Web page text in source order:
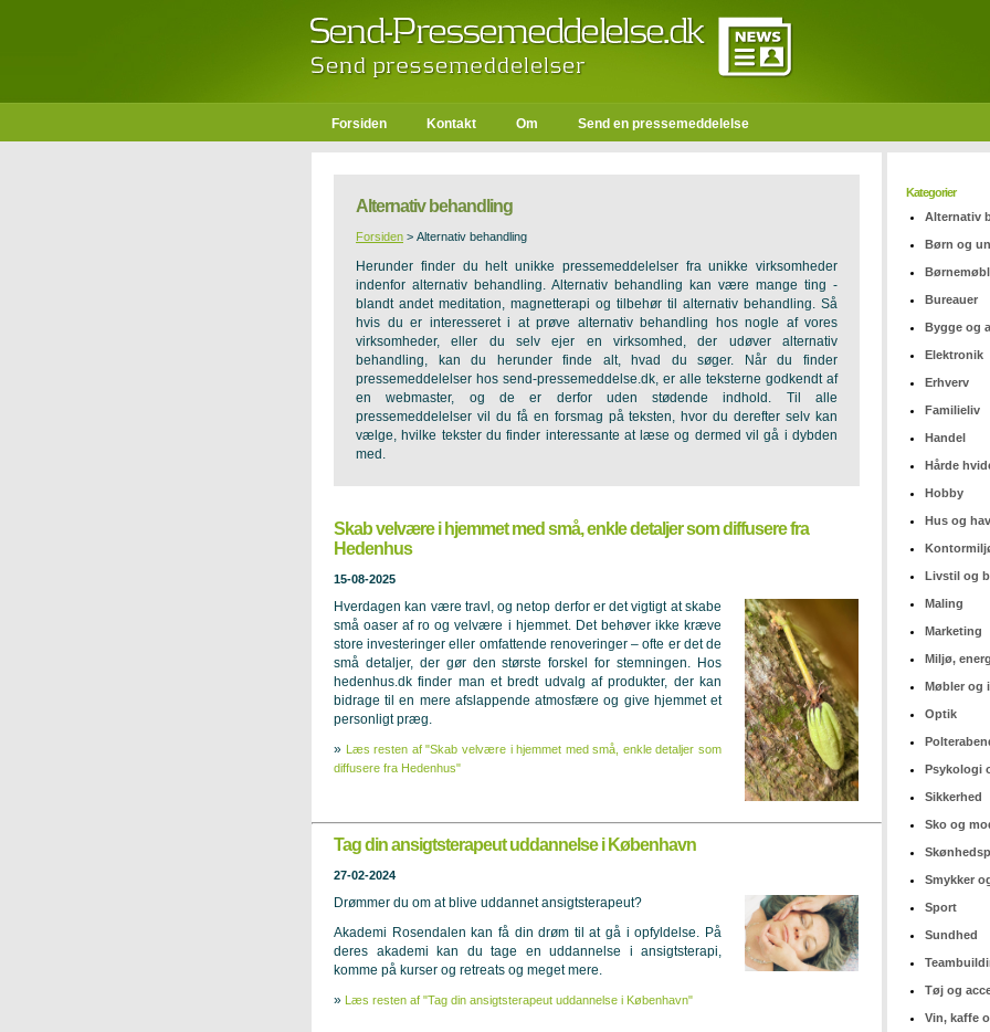
Forsiden Kontakt Om Send en pressemeddelelse
Alternativ behandling
Forsiden > Alternativ behandling
Herunder finder du helt unikke pressemeddelelser fra unikke virksomheder
indenfor alternativ behandling. Alternativ behandling kan være mange ting -
blandt andet meditation, magnetterapi og tilbehør til alternativ behandling. Så
hvis du er interesseret i at prøve alternativ behandling hos nogle af vores
virksomheder, eller du selv ejer en virksomhed, der udøver alternativ
behandling, kan du herunder finde alt, hvad du søger. Når du finder
pressemeddelelser hos send-pressemeddelse.dk, er alle teksterne godkendt af
en webmaster, og de er derfor uden stødende indhold. Til alle
pressemeddelelser vil du få en forsmag på teksten, hvor du derefter selv kan
vælge, hvilke tekster du finder interessante at læse og dermed vil gå i dybden
med.
Skab velvære i hjemmet med små, enkle detaljer som diffusere fra
Hedenhus
15-08-2025
Hverdagen kan være travl, og netop derfor er det vigtigt at skabe
små oaser af ro og velvære i hjemmet. Det behøver ikke kræve
store investeringer eller omfattende renoveringer – ofte er det de
små detaljer, der gør den største forskel for stemningen. Hos
hedenhus.dk finder man et bredt udvalg af produkter, der kan
bidrage til en mere afslappende atmosfære og give hjemmet et
personligt præg.
» Læs resten af "Skab velvære i hjemmet med små, enkle detaljer som
diffusere fra Hedenhus"
Tag din ansigtsterapeut uddannelse i København
27-02-2024
Drømmer du om at blive uddannet ansigtsterapeut?
Akademi Rosendalen kan få din drøm til at gå i opfyldelse. På
deres akademi kan du tage en uddannelse i ansigtsterapi,
komme på kurser og retreats og meget mere.
» Læs resten af "Tag din ansigtsterapeut uddannelse i København"
Kategorier
Alternativ
Børn og
Bureauer
Bygge og
Elektronik
Erhverv
Familieliv
Handel
Hårde
Hobby
Hus og
Livstil og
Maling
Marketing
Miljø,
Møbler og
Optik
Psykologi
Sikkerhed
Sko og
Smykker
Sport
Sundhed
Tøj og
Vin, kaffe